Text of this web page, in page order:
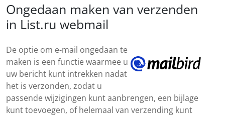
Ongedaan maken van verzenden
in List.ru webmail
De optie om e-mail ongedaan te
maken is een functie waarmee u
uw bericht kunt intrekken nadat
het is verzonden, zodat u
passende wijzigingen kunt aanbrengen, een bijlage
kunt toevoegen, of helemaal van verzending kunt